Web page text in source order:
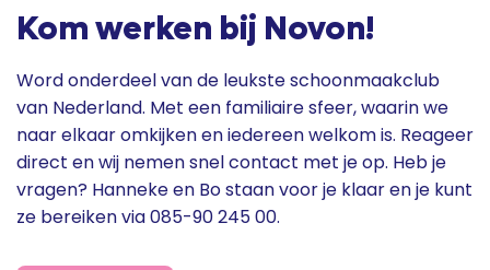
Kom werken bij Novon!
Word onderdeel van de leukste schoonmaakclub
van Nederland. Met een familiaire sfeer, waarin we
naar elkaar omkijken en iedereen welkom is. Reageer
direct en wij nemen snel contact met je op. Heb je
vragen? Hanneke en Bo staan voor je klaar en je kunt
ze bereiken via 085-90 245 00.